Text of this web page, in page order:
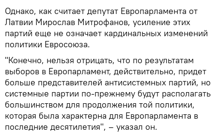
Однако, как считает депутат Европарламента от
Латвии Мирослав Митрофанов, усиление этих
партий еще не означает кардинальных изменений
политики Евросоюза.
"Конечно, нельзя отрицать, что по результатам
выборов в Европарламент, действительно, придет
больше представителей антисистемных партий, но
системные партии по-прежнему будут располагать
большинством для продолжения той политики,
которая была характерна для Европарламента в
последние десятилетия", – указал он.